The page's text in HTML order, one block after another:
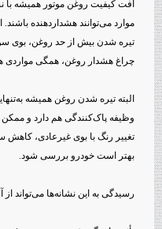
افت کیفیت روغن موتور همیشه با
موارد می‌توانند هشداردهنده
تیره شدن بیش از حد روغن،
چراغ هشدار روغن، همگی مواردی
البته تیره شدن روغن همیشه
وظیفه پاک‌کنندگی هم دارد و ممکن
تغییر رنگ با بوی غیرعادی، کاهش
بهتر است خودرو بررسی شود.
رسیدگی به این نشانه‌ها می‌تواند